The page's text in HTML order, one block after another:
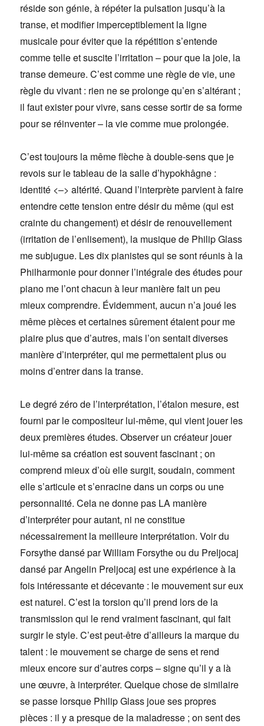
réside son génie, à répéter la pulsation jusqu’à la
transe, et modifier imperceptiblement la ligne
musicale pour éviter que la répétition s’entende
comme telle et suscite l’irritation – pour que la joie, la
transe demeure. C’est comme une règle de vie, une
règle du vivant : rien ne se prolonge qu’en s’altérant ;
il faut exister pour vivre, sans cesse sortir de sa forme
pour se réinventer – la vie comme mue prolongée.
C’est toujours la même flèche à double-sens que je
revois sur le tableau de la salle d’hypokhâgne :
identité <–> altérité. Quand l’interprète parvient à faire
entendre cette tension entre désir du même (qui est
crainte du changement) et désir de renouvellement
(irritation de l’enlisement), la musique de Philip Glass
me subjugue. Les dix pianistes qui se sont réunis à la
Philharmonie pour donner l’intégrale des études pour
piano me l’ont chacun à leur manière fait un peu
mieux comprendre. Évidemment, aucun n’a joué les
même pièces et certaines sûrement étaient pour me
plaire plus que d’autres, mais l’on sentait diverses
manière d’interpréter, qui me permettaient plus ou
moins d’entrer dans la transe.
Le degré zéro de l’interprétation, l’étalon mesure, est
fourni par le compositeur lui-même, qui vient jouer les
deux premières études. Observer un créateur jouer
lui-même sa création est souvent fascinant ; on
comprend mieux d’où elle surgit, soudain, comment
elle s’articule et s’enracine dans un corps ou une
personnalité. Cela ne donne pas LA manière
d’interpréter pour autant, ni ne constitue
nécessairement la meilleure interprétation. Voir du
Forsythe dansé par William Forsythe ou du Preljocaj
dansé par Angelin Preljocaj est une expérience à la
fois intéressante et décevante : le mouvement sur eux
est naturel. C’est la torsion qu’il prend lors de la
transmission qui le rend vraiment fascinant, qui fait
surgir le style. C’est peut-être d’ailleurs la marque du
talent : le mouvement se charge de sens et rend
mieux encore sur d’autres corps – signe qu’il y a là
une œuvre, à interpréter. Quelque chose de similaire
se passe lorsque Philip Glass joue ses propres
pièces : il y a presque de la maladresse ; on sent des